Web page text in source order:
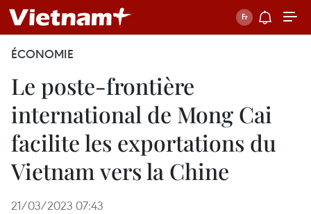
ÉCONOMIE
Le poste-frontière
international de Mong Cai
facilite les exportations du
Vietnam vers la Chine
21/03/2023 07:43